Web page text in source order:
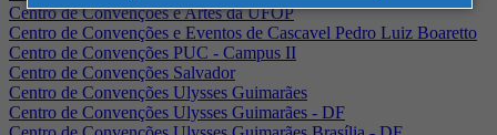
Centro de Convenções e Artes da UFOP
Centro de Convenções e Eventos de Cascavel Pedro Luiz Boaretto
Centro de Convenções PUC - Campus II
Centro de Convenções Salvador
Centro de Convenções Ulysses Guimarães
Centro de Convenções Ulysses Guimarães - DF